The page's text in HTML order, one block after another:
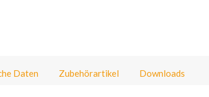
Daten Zubehörartikel Downloads